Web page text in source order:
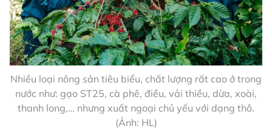
Nhiều loại nông sản tiêu biểu, chất lượng rất cao ở trong
nước như: gạo ST25, cà phê, điều, vải thiều, dừa, xoài,
thanh long,… nhưng xuất ngoại chủ yếu với dạng thô.
(Ảnh: HL)